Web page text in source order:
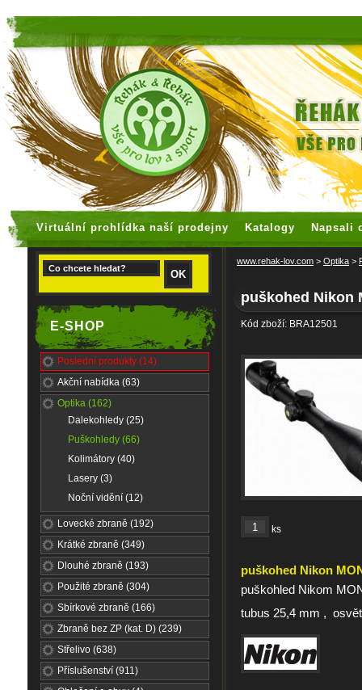
Virtuální prohlídka naší prodejny Katalogy Napsali
E-SHOP
Poslední produkty (14)
Akční nabídka (63)
Optika (162)
Dalekohledy (25)
Puškohledy (66)
Kolimátory (40)
Lasery (3)
Noční vidění (12)
Lovecké zbraně (192)
Krátké zbraně (349)
Dlouhé zbraně (193)
Použité zbraně (304)
Sbírkové zbraně (166)
Zbraně bez ZP (kat. D) (239)
Střelivo (638)
Příslušenství (911)
www.rehak-lov.com > Optika >
puškohed Nikon
Kód zboží: BRA12501
ks
puškohed Nikon
puškohled Nikom
tubus 25,4 mm ,